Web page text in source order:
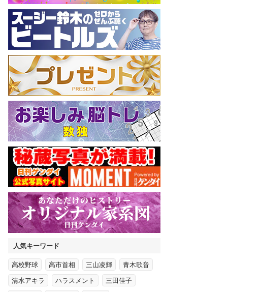
人気キーワード
高校野球 高市首相 三山凌輝 青木歌音
清水アキラ ハラスメント 三田佳子